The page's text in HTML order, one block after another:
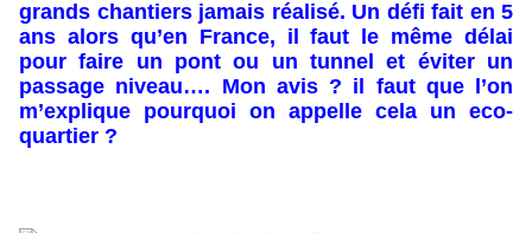
grands chantiers jamais réalisé. Un défi fait en 5
ans alors qu’en France, il faut le même délai
pour faire un pont ou un tunnel et éviter un
passage niveau…. Mon avis ? il faut que l’on
m’explique pourquoi on appelle cela un eco-
quartier ?